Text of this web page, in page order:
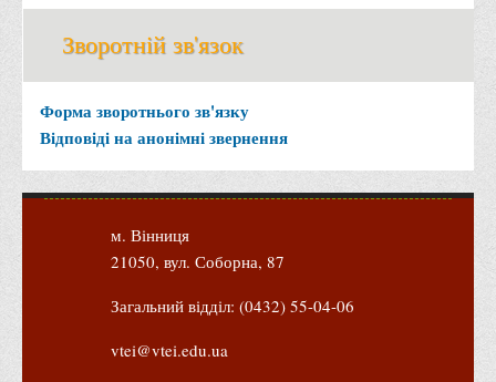
Медіа
Відеогалерея
ВТЕІ у ЗМІ
Зворотній зв'язок
Форма зворотнього зв'язку
Відповіді на анонімні звернення
м. Вінниця
21050, вул. Соборна, 87
Загальний відділ: (0432) 55-04-06
vtei@vtei.edu.ua